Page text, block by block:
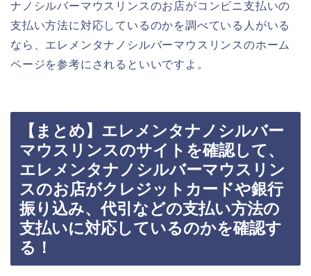
ナノシルバーマウスリンスのお店がコンビニ支払いの
支払い方法に対応しているのかを調べている人がいる
なら、エレメンタナノシルバーマウスリンスのホーム
ページを参考にされるといいですよ。
【まとめ】エレメンタナノシルバー
マウスリンスのサイトを確認して、
エレメンタナノシルバーマウスリン
スのお店がクレジットカードや銀行
振り込み、代引などの支払い方法の
支払いに対応しているのかを確認す
る！